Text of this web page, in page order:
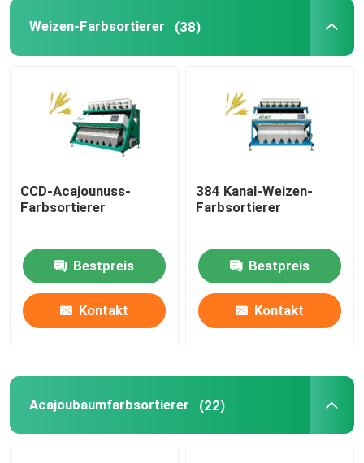
Teefarbsortierer
Materielle sortierende Maschine
Mais-Farbsortierer
Weizen-Farbsortierer (38)
CCD-Acajounuss-
Farbsortierer
Bestpreis
Kontakt
384 Kanal-Weizen-
Farbsortierer
Bestpreis
Kontakt
Acajoubaumfarbsortierer (22)